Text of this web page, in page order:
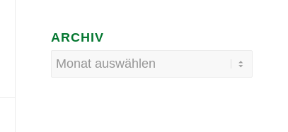
ARCHIV